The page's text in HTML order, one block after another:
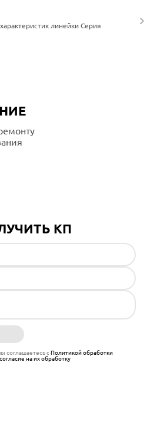
линейки Серия
КП
соглашаетесь сПолитикой обработки
на их обработку